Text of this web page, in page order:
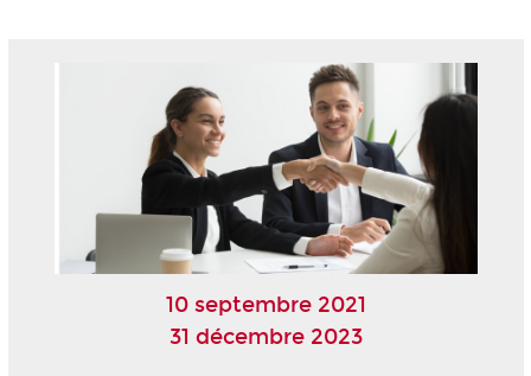
10 septembre 2021
31 décembre 2023